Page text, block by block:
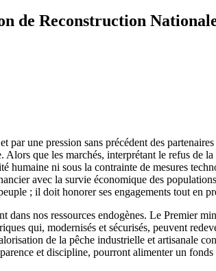
de Reconstruction
une pression sans précédent des
que les marchés, interprétant le refus de
ni sous la contrainte de mesures
avec la survie économique des
; il doit honorer ses engagements tout en
dans nos ressources endogènes. Le Premier
qui, modernisés et sécurisés, peuvent
de la pêche industrielle et artisanale
et discipline, pourront alimenter un